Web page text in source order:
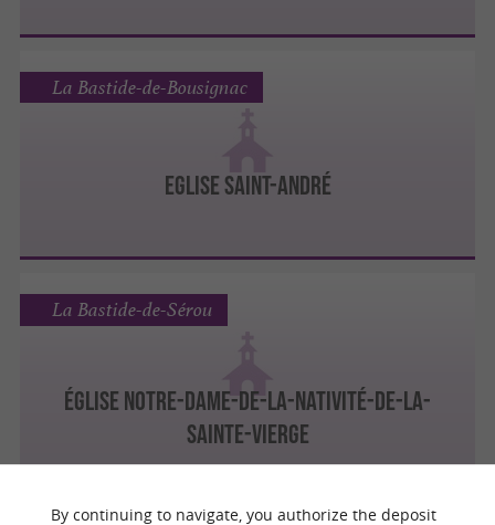
EGLISE SAINT-ANDRÉ
La Bastide-de-Bousignac
ÉGLISE NOTRE-DAME-DE-LA-NATIVITÉ-DE-LA-
SAINTE-VIERGE
La Bastide-de-Sérou
By continuing to navigate, you authorize the deposit